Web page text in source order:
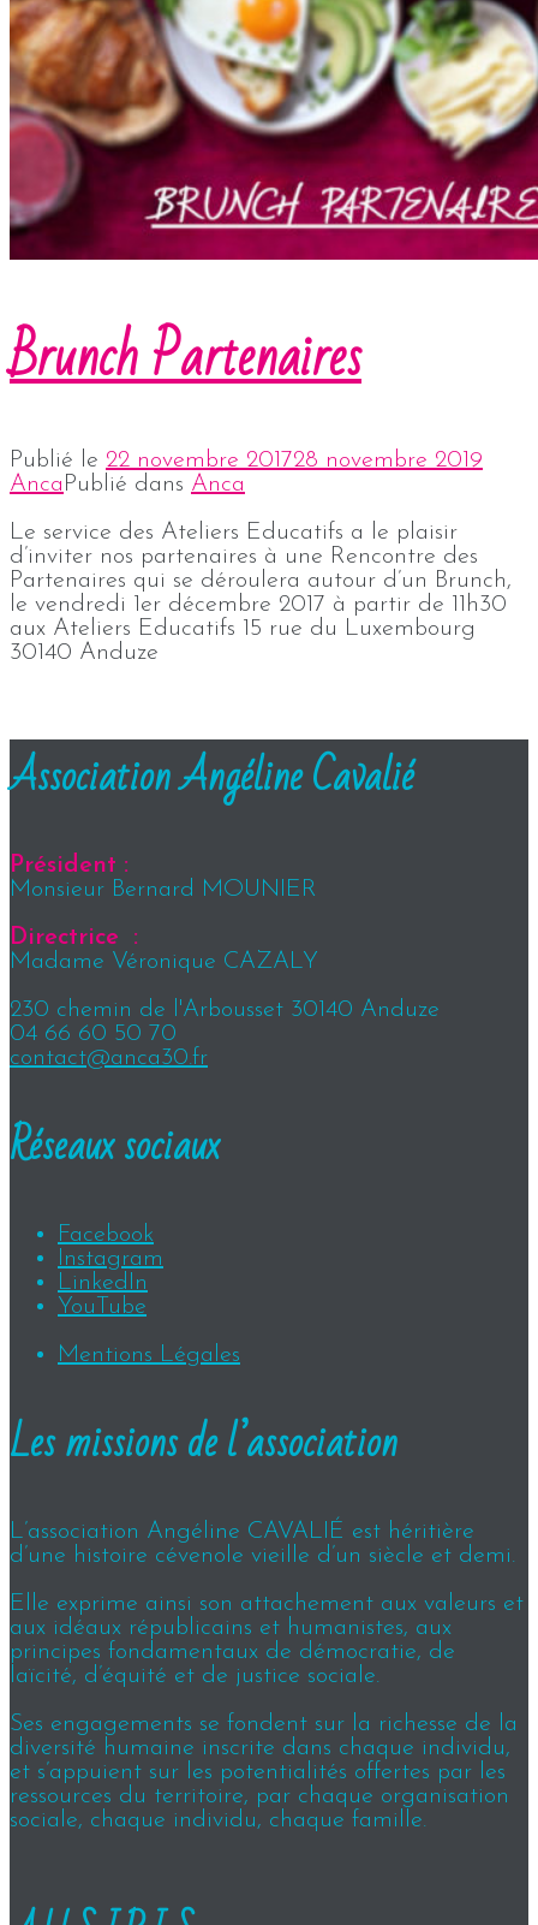
Brunch Partenaires
Publié le 22 novembre 201728 novembre 2019
Anca Publié dans Anca
Le service des Ateliers Educatifs a le plaisir
d’inviter nos partenaires à une Rencontre des
Partenaires qui se déroulera autour d’un Brunch,
le vendredi 1er décembre 2017 à partir de 11h30
aux Ateliers Educatifs 15 rue du Luxembourg
30140 Anduze
Association Angéline Cavalié
Président :
Monsieur Bernard MOUNIER
Directrice :
Madame Véronique CAZALY
230 chemin de l'Arbousset 30140 Anduze
04 66 60 50 70
contact@anca30.fr
Réseaux sociaux
Facebook
Instagram
LinkedIn
YouTube
Mentions Légales
Les missions de l’association
L’association Angéline CAVALIÉ est héritière
d’une histoire cévenole vieille d’un siècle et demi.
Elle exprime ainsi son attachement aux valeurs et
aux idéaux républicains et humanistes, aux
principes fondamentaux de démocratie, de
laïcité, d’équité et de justice sociale.
Ses engagements se fondent sur la richesse de la
diversité humaine inscrite dans chaque individu,
et s’appuient sur les potentialités offertes par les
ressources du territoire, par chaque organisation
sociale, chaque individu, chaque famille.